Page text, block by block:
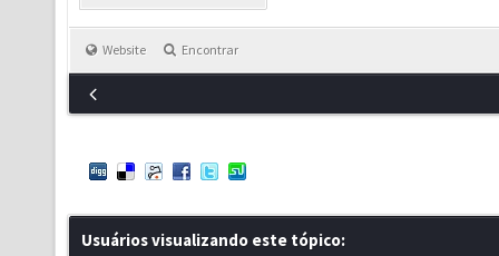
Website Encontrar
Usuários visualizando este tópico: